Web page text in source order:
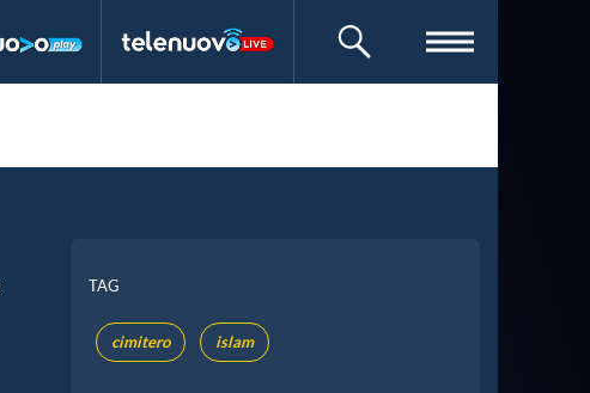
CERCA
TAG
cimitero islam